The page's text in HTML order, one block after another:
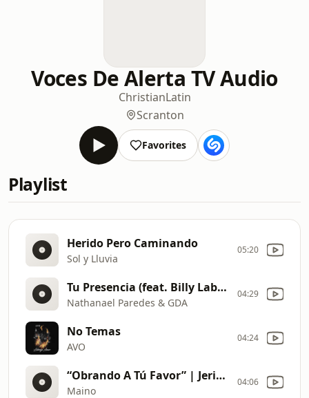
Voces De Alerta TV Audio
ChristianLatin
Scranton
Favorites
Playlist
Herido Pero Caminando
Sol y Lluvia
05:20
Tu Presencia (feat. Billy Laboy & Gilberto Peguero)
Nathanael Paredes & GDA
04:29
No Temas
AVO
04:24
“Obrando A Tú Favor” | Jeriel Nieves x Josué Rosario (OFFICIAL AUDIO)
Maino
04:06